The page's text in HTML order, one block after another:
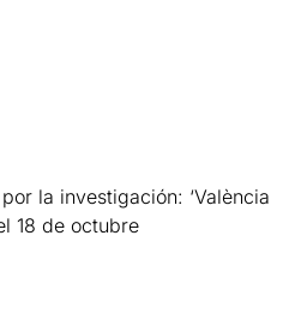
la investigación: ‘València
18 de octubre